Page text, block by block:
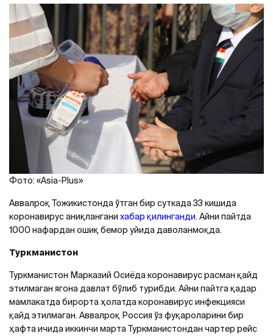
Фото: «Asia-Plus»
Aввалроқ Тожикистонда ўтган бир суткада 33 кишида
коронавирус аниқлангани хабар қилинганди. Aйни пайтда
1000 нафардан ошиқ бемор уйида даволанмоқда.
Туркманистон
Туркманистон Марказий Осиёда коронавирус расман қайд
этилмаган ягона давлат бўлиб турибди. Aйни пайтга қадар
мамлакатда бирорта ҳолатда коронавирус инфекцияси
қайд этилмаган. Aввалроқ Россия ўз фуқароларини бир
ҳафта ичида иккинчи марта Туркманистондан чартер рейс